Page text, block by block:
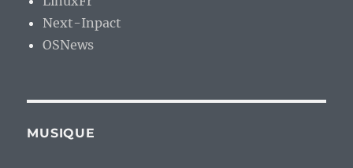
Next-Inpact
OSNews
MUSIQUE